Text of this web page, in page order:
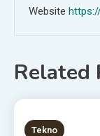
Website
Related
2 MINS READ
Tekno